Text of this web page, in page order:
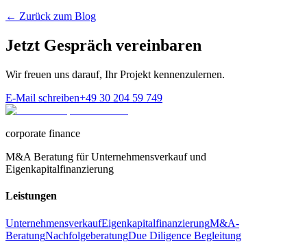
← Zurück zum Blog
Jetzt Gespräch vereinbaren
Wir freuen uns darauf, Ihr Projekt kennenzulernen.
E-Mail schreiben+49 30 204 59 749
corporate finance
M&A Beratung für Unternehmensverkauf und
Eigenkapitalfinanzierung
Leistungen
UnternehmensverkaufEigenkapitalfinanzierungM&A-
BeratungNachfolgeberatungDue Diligence Begleitung